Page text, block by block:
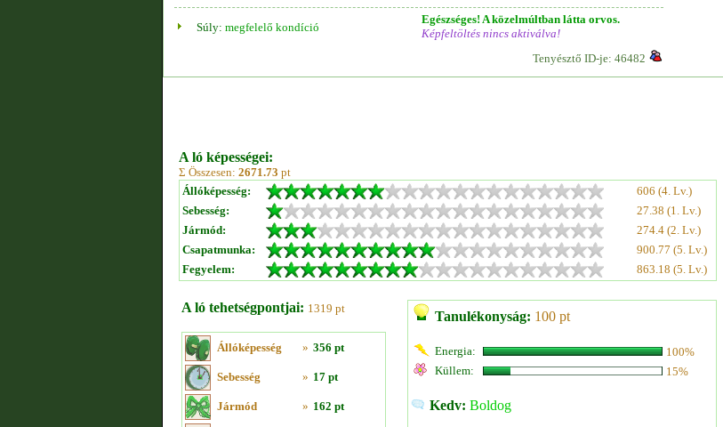
Súly: megfelelő kondíció
Egészséges! A közelmúltban látta orvos.
Képfeltöltés nincs aktiválva!
Tenyésztő ID-je: 46482
A ló képességei:
Σ Összesen: 2671.73 pt
Állóképesség:
606 (4. Lv.)
Sebesség:
27.38 (1. Lv.)
Jármód:
274.4 (2. Lv.)
Csapatmunka:
900.77 (5. Lv.)
Fegyelem:
863.18 (5. Lv.)
A ló tehetségpontjai: 1319 pt
Állóképesség » 356 pt
Sebesség » 17 pt
Jármód » 162 pt
Tanulékonyság: 100 pt
Energia:
100%
Küllem:
15%
Kedv: Boldog